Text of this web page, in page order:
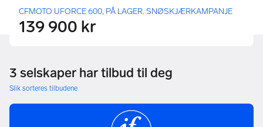
CFMOTO UFORCE 600, PÅ LAGER. SNØSKJÆRKAMPANJE
139 900 kr
3 selskaper har tilbud til deg
Slik sorteres tilbudene